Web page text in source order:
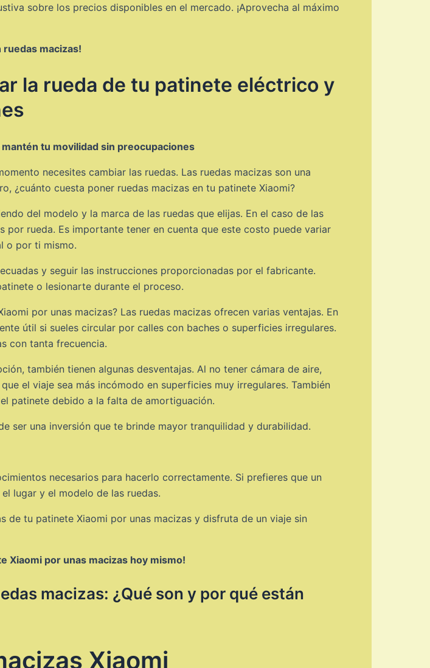
sobre los precios disponibles en el mercado. ¡Aprovecha al máximo
macizas!
la rueda de tu patinete eléctrico y
tu movilidad sin preocupaciones
necesites cambiar las ruedas. Las ruedas macizas son una
¿cuánto cuesta poner ruedas macizas en tu patinete Xiaomi?
del modelo y la marca de las ruedas que elijas. En el caso de las
rueda. Es importante tener en cuenta que este costo puede variar
o por ti mismo.
y seguir las instrucciones proporcionadas por el fabricante.
o lesionarte durante el proceso.
por unas macizas? Las ruedas macizas ofrecen varias ventajas. En
útil si sueles circular por calles con baches o superficies irregulares.
con tanta frecuencia.
también tienen algunas desventajas. Al no tener cámara de aire,
el viaje sea más incómodo en superficies muy irregulares. También
patinete debido a la falta de amortiguación.
ser una inversión que te brinde mayor tranquilidad y durabilidad.
necesarios para hacerlo correctamente. Si prefieres que un
lugar y el modelo de las ruedas.
de tu patinete Xiaomi por unas macizas y disfruta de un viaje sin
Xiaomi por unas macizas hoy mismo!
macizas: ¿Qué son y por qué están
Xiaomi